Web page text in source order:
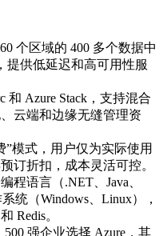
个区域的 400 多个数据中
提供低延迟和高可用性服
和 Azure Stack，支持混合
云端和边缘无缝管理资
”模式，用户仅为实际使用
订折扣，成本灵活可控。
程语言（.NET、Java、
统（Windows、Linux），
Redis。
500 强企业选择 Azure，其